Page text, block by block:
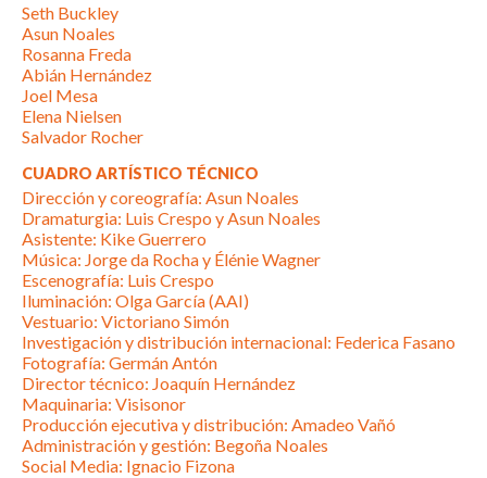
Seth Buckley
Asun Noales
Rosanna Freda
Abián Hernández
Joel Mesa
Elena Nielsen
Salvador Rocher
CUADRO ARTÍSTICO TÉCNICO
Dirección y coreografía: Asun Noales
Dramaturgia: Luis Crespo y Asun Noales
Asistente: Kike Guerrero
Música: Jorge da Rocha y Élénie Wagner
Escenografía: Luis Crespo
Iluminación: Olga García (AAI)
Vestuario: Victoriano Simón
Investigación y distribución internacional: Federica Fasano
Fotografía: Germán Antón
Director técnico: Joaquín Hernández
Maquinaria: Visisonor
Producción ejecutiva y distribución: Amadeo Vañó
Administración y gestión: Begoña Noales
Social Media: Ignacio Fizona